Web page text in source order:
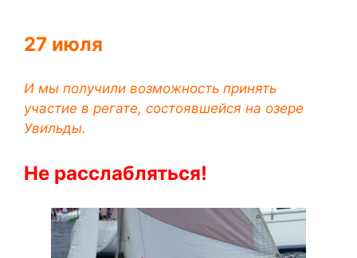
27 июля
И мы получили возможность принять
участие в регате, состоявшейся на озере
Увильды.
Не расслабляться!